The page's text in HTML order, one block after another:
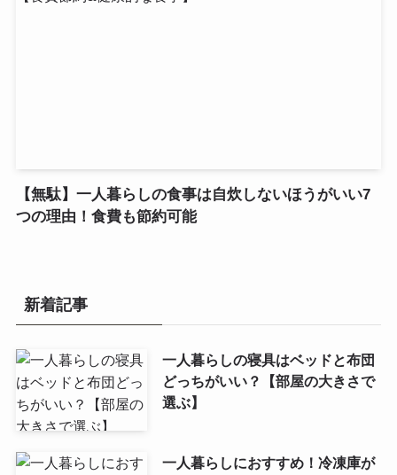
【無駄】一人暮らしの食事は自炊しないほうがいい7
つの理由！食費も節約可能
新着記事
一人暮らしの寝具はベッドと布団
どっちがいい？【部屋の大きさで
選ぶ】
一人暮らしにおすすめ！冷凍庫が